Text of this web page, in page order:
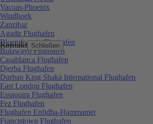
Kontakt Schließen
Vacoas-Phoenix
Windhoek
Zanzibar
Agadir Flughafen
Bloemfontein Flughafen
Bulawayo Flughafen
Casablanca Flughafen
Djerba Flughafen
Durban King Shaka International Flughafen
East London Flughafen
Essaouira Flughafen
Fez Flughafen
Flughafen Enfidha-Hammamet
Francistown Flughafen